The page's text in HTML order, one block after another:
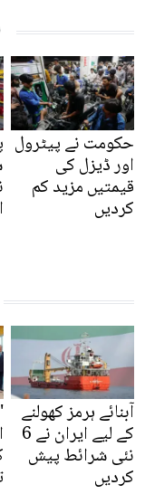
حکومت نے پیٹرول
اور ڈیزل کی
قیمتیں مزید کم
کردیں
آبنائے ہرمز کھولنے
کے لیے ایران نے 6
نئی شرائط پیش
کردیں